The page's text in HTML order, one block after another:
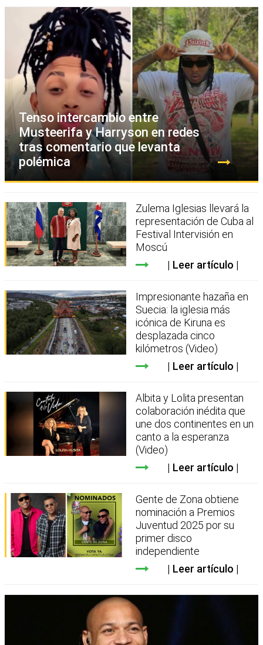
Tenso intercambio entre
Musteerifa y Harryson en redes
tras comentario que levanta
polémica
Zulema Iglesias llevará la
representación de Cuba al
Festival Intervisión en
Moscú
Leer artículo
Impresionante hazaña en
Suecia: la iglesia más
icónica de Kiruna es
desplazada cinco
kilómetros (Video)
Leer artículo
Albita y Lolita presentan
colaboración inédita que
une dos continentes en un
canto a la esperanza
(Video)
Leer artículo
Gente de Zona obtiene
nominación a Premios
Juventud 2025 por su
primer disco
independiente
Leer artículo